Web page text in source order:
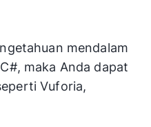
mendalam
maka Anda dapat
Vuforia,